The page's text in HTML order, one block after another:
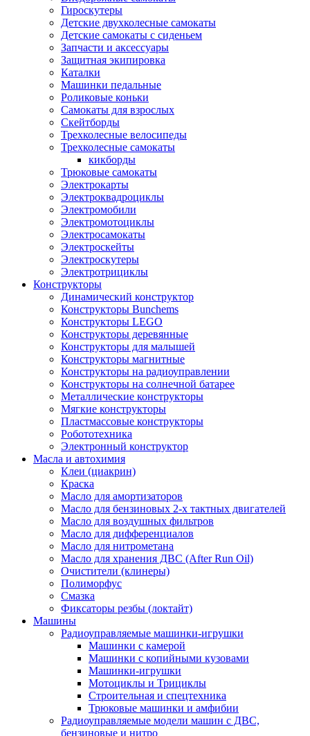
Гироскутеры
Детские двухколесные самокаты
Детские самокаты с сиденьем
Запчасти и аксессуары
Защитная экипировка
Каталки
Машинки педальные
Роликовые коньки
Самокаты для взрослых
Скейтборды
Трехколесные велосипеды
Трехколесные самокаты
кикборды
Трюковые самокаты
Электрокарты
Электроквадроциклы
Электромобили
Электромотоциклы
Электросамокаты
Электроскейты
Электроскутеры
Электротрициклы
Конструкторы
Динамический конструктор
Конструкторы Bunchems
Конструкторы LEGO
Конструкторы деревянные
Конструкторы для малышей
Конструкторы магнитные
Конструкторы на радиоуправлении
Конструкторы на солнечной батарее
Металлические конструкторы
Мягкие конструкторы
Пластмассовые конструкторы
Робототехника
Электронный конструктор
Масла и автохимия
Клеи (циакрин)
Краска
Масло для амортизаторов
Масло для бензиновых 2-х тактных двигателей
Масло для воздушных фильтров
Масло для дифференциалов
Масло для нитрометана
Масло для хранения ДВС (After Run Oil)
Очистители (клинеры)
Полиморфус
Смазка
Фиксаторы резбы (локтайт)
Машины
Радиоуправляемые машинки-игрушки
Машинки с камерой
Машинки с копийными кузовами
Машинки-игрушки
Мотоциклы и Трициклы
Строительная и спецтехника
Трюковые машинки и амфибии
Радиоуправляемые модели машин с ДВС,
бензиновые и нитро